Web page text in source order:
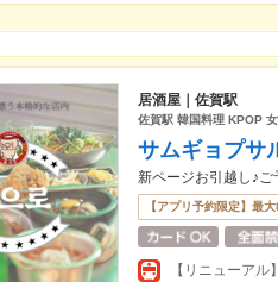
居酒屋｜佐賀駅
佐賀駅 韓国料理 KPOP
サムギョプ
新ページお引越し♪ご
【アプリ予約限定】最
【リニューア